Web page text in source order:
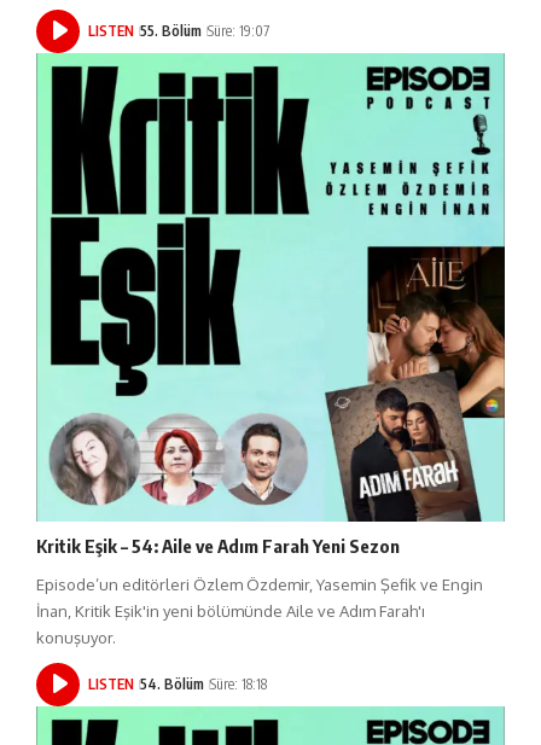
LISTEN 55. Bölüm Süre: 19:07
Kritik Eşik – 54: Aile ve Adım Farah Yeni Sezon
Episode’un editörleri Özlem Özdemir, Yasemin Şefik ve Engin
İnan, Kritik Eşik'in yeni bölümünde Aile ve Adım Farah'ı
konuşuyor.
LISTEN 54. Bölüm Süre: 18:18